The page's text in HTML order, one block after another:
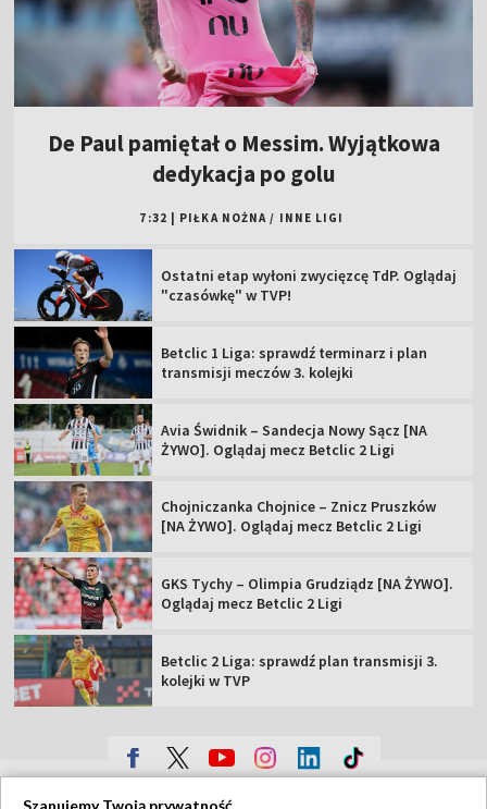
De Paul pamiętał o Messim. Wyjątkowa
dedykacja po golu
7:32 PIŁKA NOŻNA / INNE LIGI
Ostatni etap wyłoni zwycięzcę TdP. Oglądaj
"czasówkę" w TVP!
Betclic 1 Liga: sprawdź terminarz i plan
transmisji meczów 3. kolejki
Avia Świdnik – Sandecja Nowy Sącz [NA
ŻYWO]. Oglądaj mecz Betclic 2 Ligi
Chojniczanka Chojnice – Znicz Pruszków
[NA ŻYWO]. Oglądaj mecz Betclic 2 Ligi
GKS Tychy – Olimpia Grudziądz [NA ŻYWO].
Oglądaj mecz Betclic 2 Ligi
Betclic 2 Liga: sprawdź plan transmisji 3.
kolejki w TVP
Szanujemy Twoją prywatność